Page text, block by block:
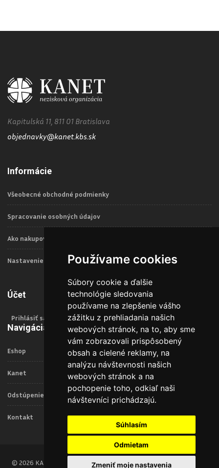
Používame cookies
Súbory cookie a ďalšie
technológie sledovania
používame na zlepšenie vášho
zážitku z prehliadania našich
webových stránok, na to, aby sme
vám zobrazovali prispôsobený
obsah a cielené reklamy, na
analýzu návštevnosti našich
webových stránok a na
pochopenie toho, odkiaľ naši
návštevníci prichádzajú.
Súhlasím
Odmietam
Zmeniť moje nastavenia
Kapitulská 11, 811 01 Bratislava
objednavky@kanet.kbs.sk
Informácie
Všeobecné obchodné podmienky
Spracovanie osobných údajov
Ako nakupovať
Nastavenie Cookies
Účet
Prihlásiť sa
Navigácia
Eshop
Kanet
Odstúpenie od zmluvy
Kontakt
© 2026 KANET